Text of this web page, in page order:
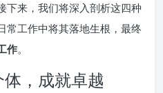
下来，我们将深入剖析这四种
常工作中将其落地生根，最终
作。
，成就卓越